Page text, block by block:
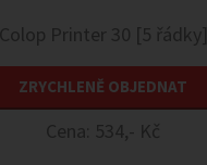
Colop Printer 30 [5 řádky]
ZRYCHLENĚ OBJEDNAT
Cena: 534,- Kč